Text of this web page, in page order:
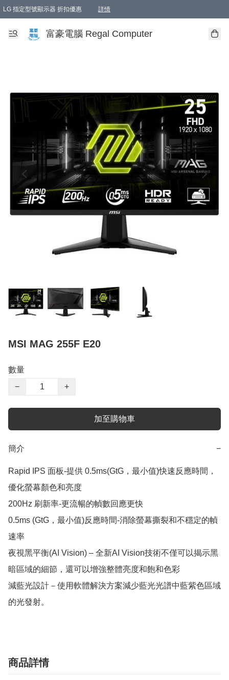
LG 指定型號顯示器 折扣優惠 詳情
富豪電腦 Regal Computer
MSI MAG 255F E20
數量
−
+
加至購物車
簡介 −
Rapid IPS 面板-提供 0.5ms(GtG，最小值)快速反應時間，
優化螢幕顏色和亮度
200Hz 刷新率-更流暢的幀數回應更快
0.5ms (GtG，最小值)反應時間-消除螢幕撕裂和不穩定的幀
速率
夜視黑平衡(AI Vision) – 全新AI Vision技術不僅可以揭示黑
暗區域的細節，還可以增強整體亮度和飽和色彩
減藍光設計－使用軟體解決方案減少藍光光譜中藍紫色區域
的光發射。
商品詳情